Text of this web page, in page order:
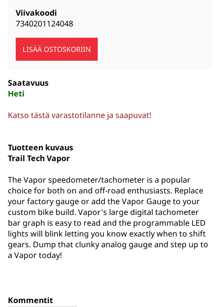
Viivakoodi
7340201124048
Saatavuus
Heti
Katso tästä varastotilanne ja saapuvat!
Tuotteen kuvaus
Trail Tech Vapor
The Vapor speedometer/tachometer is a popular
choice for both on and off-road enthusiasts. Replace
your factory gauge or add the Vapor Gauge to your
custom bike build. Vapor's large digital tachometer
bar graph is easy to read and the programmable LED
lights will blink letting you know exactly when to shift
gears. Dump that clunky analog gauge and step up to
a Vapor today!
Kommentit